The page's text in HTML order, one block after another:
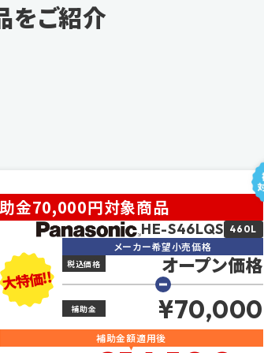
をご紹介
金70,000円対象商品
HE-S46LQS 460L
大特価!!
メーカー希望小売価格
税込価格 オープン価格
補助金 ¥70,000
補助金額適用後